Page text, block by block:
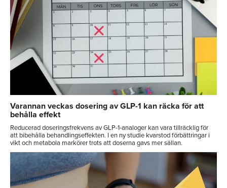
Varannan veckas dosering av GLP-1 kan räcka för att
behålla effekt
Reducerad doseringsfrekvens av GLP-1-analoger kan vara tillräcklig för
att bibehålla behandlingseffekten. I en ny studie kvarstod förbättringar i
vikt och metabola markörer trots att doserna gavs mer sällan.